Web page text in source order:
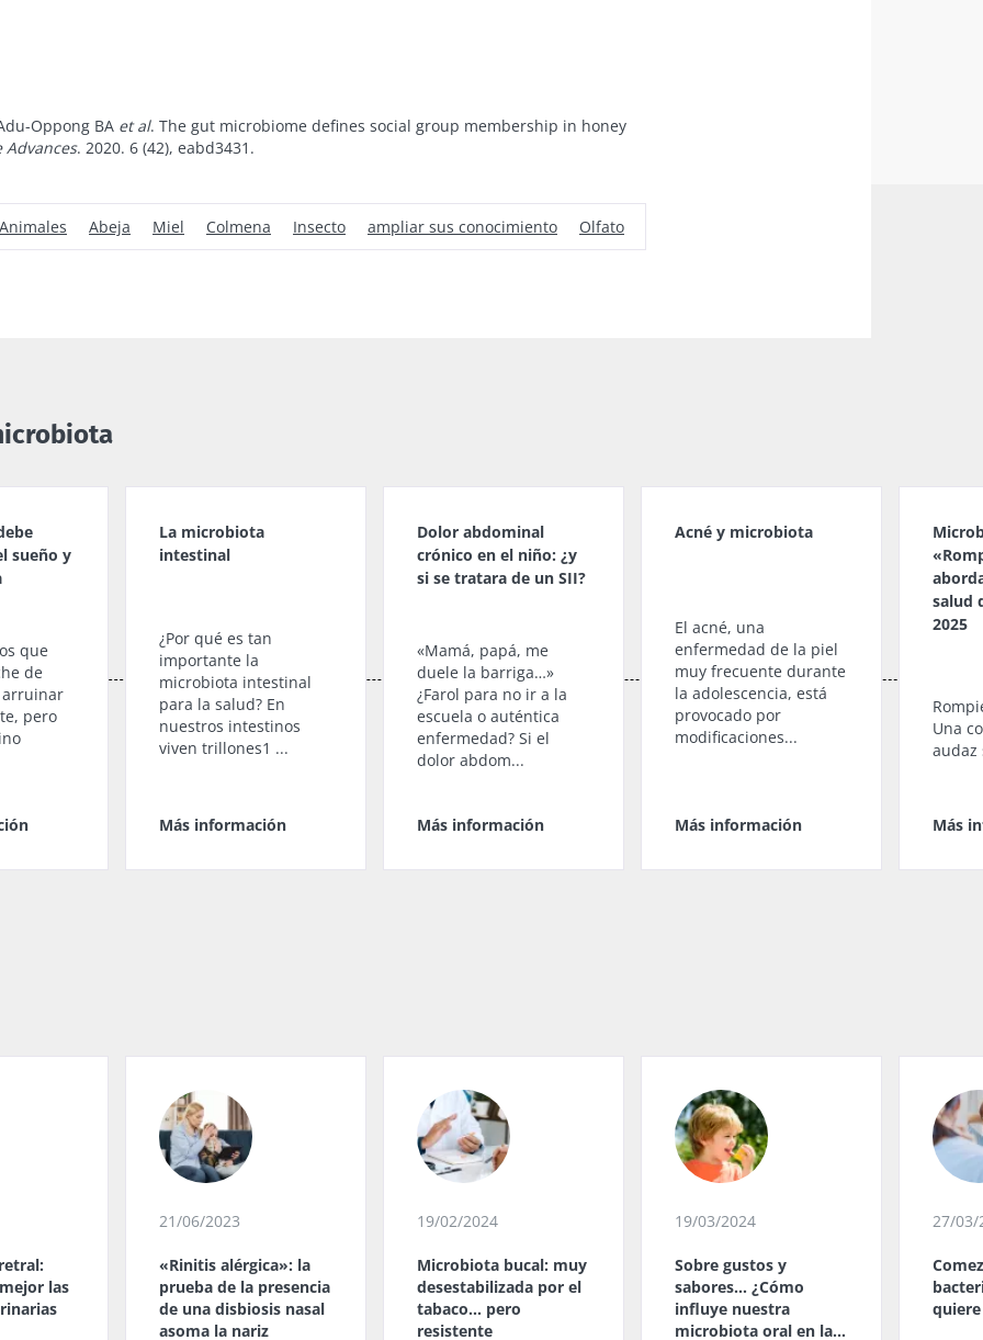
Oppong BA et al. The gut microbiome defines social group membership in honey
Advances. 2020. 6 (42), eabd3431.
Animales Abeja Miel Colmena Insecto ampliar sus conocimiento Olfato
sueño y
que
de
arruinar
pero
La microbiota
intestinal
¿Por qué es tan
importante la
microbiota intestinal
para la salud? En
nuestros intestinos
viven trillones1 ...
Más información
Dolor abdominal
crónico en el niño: ¿y
si se tratara de un SII?
«Mamá, papá, me
duele la barriga…»
¿Farol para no ir a la
escuela o auténtica
enfermedad? Si el
dolor abdom...
Más información
Acné y microbiota
El acné, una
enfermedad de la piel
muy frecuente durante
la adolescencia, está
provocado por
modificaciones...
Más información
salud
2025
Una
audaz
Más
las
21/06/2023
«Rinitis alérgica»: la
prueba de la presencia
de una disbiosis nasal
asoma la nariz
19/02/2024
Microbiota bucal: muy
desestabilizada por el
tabaco… pero
resistente
19/03/2024
Sobre gustos y
sabores… ¿Cómo
influye nuestra
microbiota oral en la
27/03/
y
Independientemente
de la preferencia
tradicional, el queso
fresco batido o el
skyr,...
23/07/2026
una vía por explorar